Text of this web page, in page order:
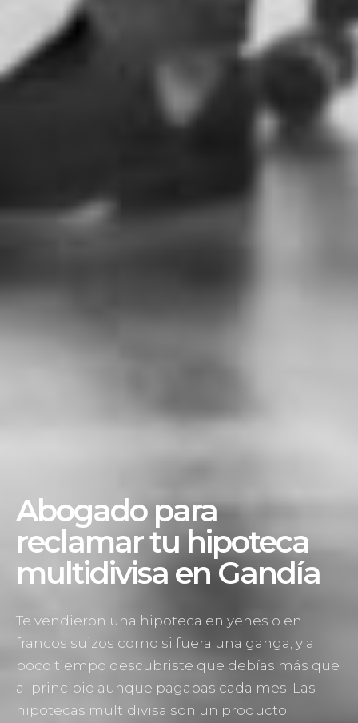
Abogado para
reclamar tu hipoteca
multidivisa en Gandía
Te vendieron una hipoteca en yenes o en
francos suizos como si fuera una ganga, y al
poco tiempo descubriste que debías más que
al principio aunque pagabas cada mes. Las
hipotecas multidivisa son un producto